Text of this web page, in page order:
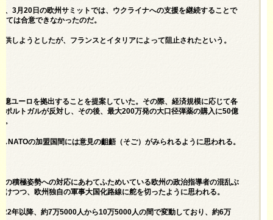
3月20日の欧州サミットでは、ウクライナへの支援を継続することで
ては合意できなかったのだ。
しようとしたが、フランスとイタリアによって阻止されたという。
ユーロを拠出することを提案していた。その際、経済規模に応じて各
ルトガルが反対し、その後、最大200万発の大口径弾薬の購入に50億
。
の加盟国間には意見の齟齬（そご）がみられるように思われる。
積極姿勢への対応にあわてふためいている欧州の政治指導者の混乱ぶ
つつ、欧州独自の軍事大国化路線に舵を切ったように思われる。
年以降、約7万5000人から10万5000人の間で変動しており、約6万